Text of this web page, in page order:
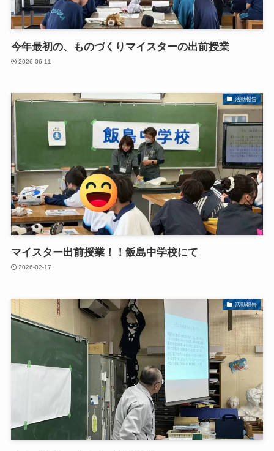
今年最初の、ものづくりマイスターの出前授業
2026-06-11
活動報告
マイスター出前授業！！飯島中学校にて
2026-02-17
活動報告